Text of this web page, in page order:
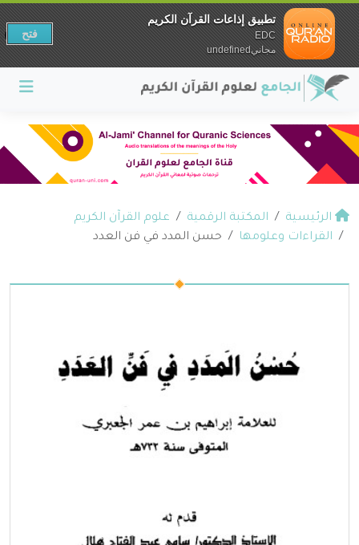
الرئيسية المكتبة الرقمية
علوم القرآن الكريم
القراءات وعلومها
حسن المدد في فن العدد
تطبيق إذاعات القرآن الكريم
EDC
مجانيundefined
فتح